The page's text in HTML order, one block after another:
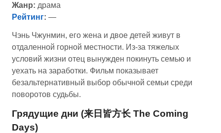
Жанр: драма
Рейтинг: —
Чэнь Чжунмин, его жена и двое детей живут в
отдаленной горной местности. Из-за тяжелых
условий жизни отец вынужден покинуть семью и
уехать на заработки. Фильм показывает
безальтернативный выбор обычной семьи среди
поворотов судьбы.
Грядущие дни (来日皆方长 The Coming
Days)